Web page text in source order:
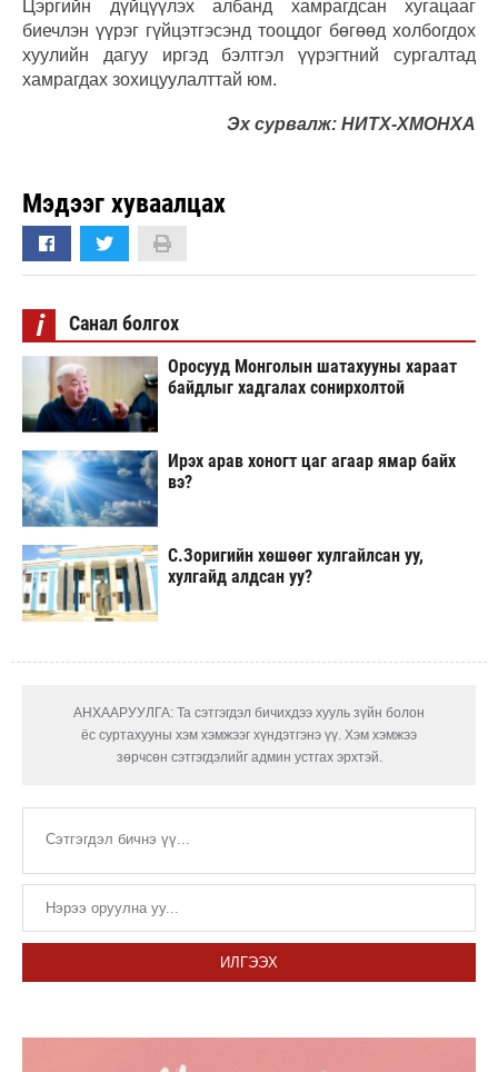
Цэргийн дүйцүүлэх албанд хамрагдсан хугацааг
биечлэн үүрэг гүйцэтгэсэнд тооцдог бөгөөд холбогдох
хуулийн дагуу иргэд бэлтгэл үүрэгтний сургалтад
хамрагдах зохицуулалттай юм.
Эх сурвалж: НИТХ-ХМОНХА
Мэдээг хуваалцах
i Санал болгох
Оросууд Монголын шатахууны хараат
байдлыг хадгалах сонирхолтой
Ирэх арав хоногт цаг агаар ямар байх
вэ?
С.Зоригийн хөшөөг хулгайлсан уу,
хулгайд алдсан уу?
АНХААРУУЛГА: Та сэтгэгдэл бичихдээ хууль зүйн болон
ёс суртахууны хэм хэмжээг хүндэтгэнэ үү. Хэм хэмжээ
зөрчсөн сэтгэгдэлийг админ устгах эрхтэй.
ИЛГЭЭХ